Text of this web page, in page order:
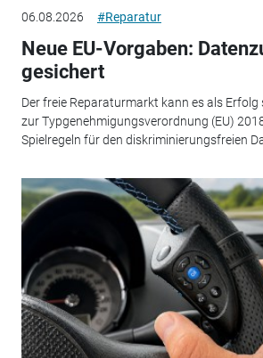
06.08.2026 #Reparatur
Neue EU-Vorgaben:
gesichert
Der freie Reparaturmarkt kann es als Erfolg
zur Typgenehmigungsverordnung (EU)
Spielregeln für den diskriminierungsfreien